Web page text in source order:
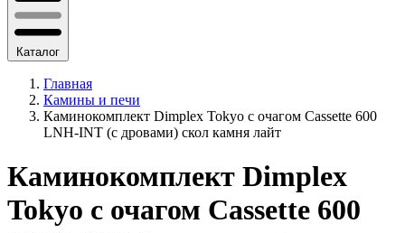
Каталог
Главная
Камины и печи
Каминокомплект Dimplex Tokyo с очагом Cassette 600
LNH-INT (с дровами) скол камня лайт
Каминокомплект Dimplex
Tokyo с очагом Cassette 600